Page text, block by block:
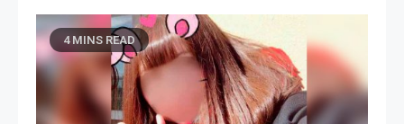
4 MINS READ